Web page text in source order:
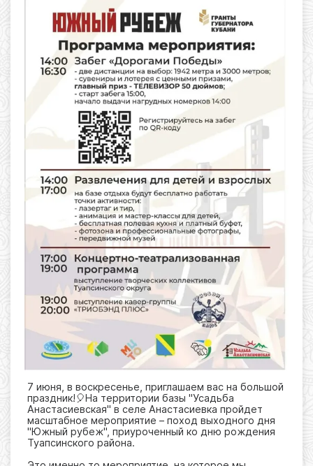
7 июня, в воскресенье, приглашаем вас на большой
праздник!🎈На территории базы "Усадьба
Анастасиевская" в селе Анастасиевка пройдет
масштабное мероприятие – поход выходного дня
"Южный рубеж", приуроченный ко дню рождения
Туапсинского района.